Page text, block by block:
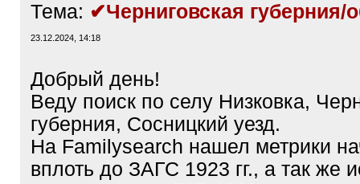
Тема: ✔Черниговская губерния/
23.12.2024, 14:18
Добрый день!
Веду поиск по селу Низковка,
губерния, Сосницкий уезд.
На Familysearch нашел метрики
вплоть до ЗАГС 1923 гг., а так же